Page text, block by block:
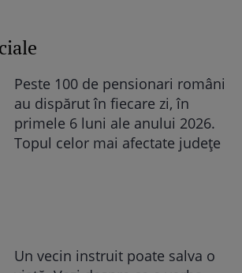
Peste 100 de pensionari români
au dispărut în fiecare zi, în
primele 6 luni ale anului 2026.
Topul celor mai afectate județe
Un vecin instruit poate salva o